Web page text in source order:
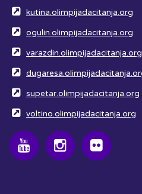
kutina.olimpijadacitanja.org
ogulin.olimpijadacitanja.org
varazdin.olimpijadacitanja.org
supetar.olimpijadacitanja.org
voltino.olimpijadacitanja.org